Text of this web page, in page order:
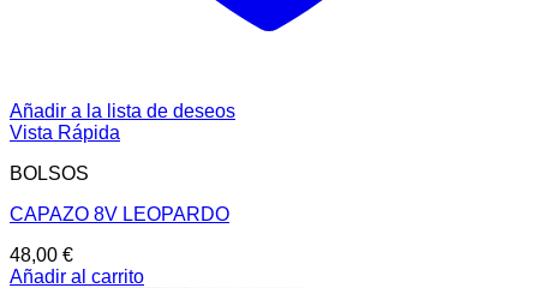
Añadir a la lista de deseos
Vista Rápida
BOLSOS
CAPAZO 8V LEOPARDO
48,00 €
Añadir al carrito